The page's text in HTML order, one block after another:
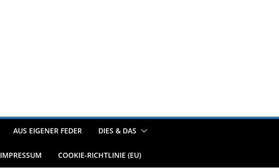
AUS EIGENER FEDER DIES & DAS
IMPRESSUM COOKIE-RICHTLINIE (EU)